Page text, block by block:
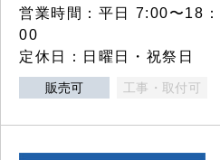
営業時間：平日 7:00〜18
00
定休日：日曜日・祝祭日
販売可 工事・取付可